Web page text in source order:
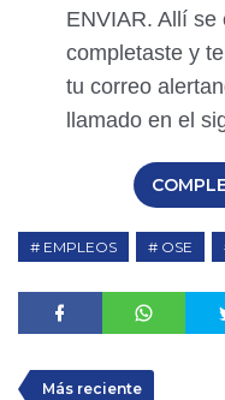
ENVIAR. Allí se
completaste y
tu correo
llamado en el
EMPLEOS OSE
Más reciente